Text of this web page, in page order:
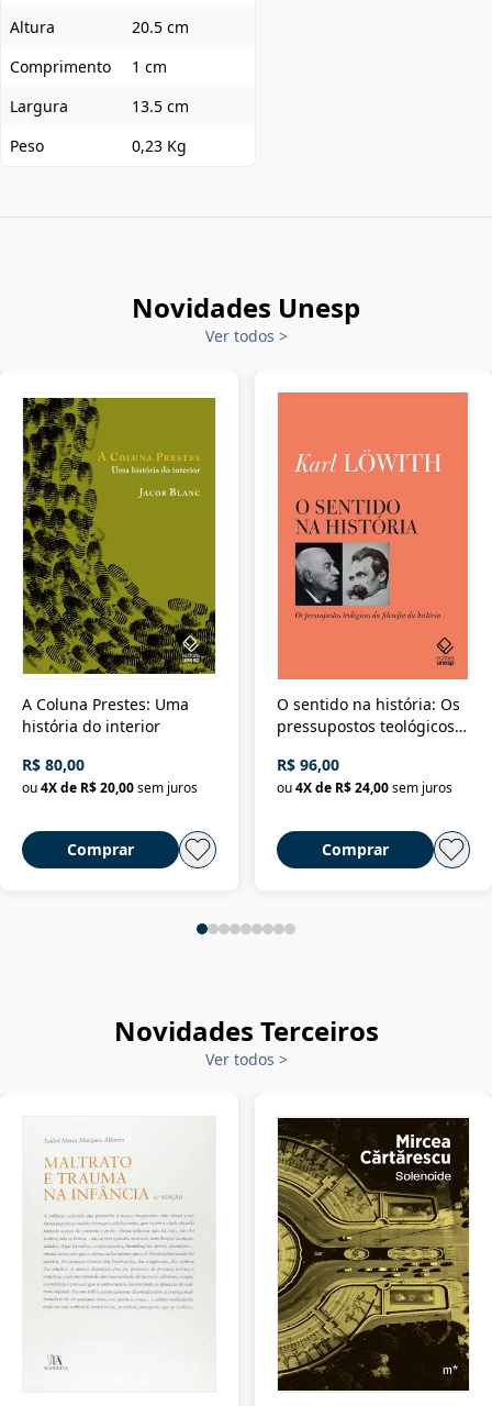
Altura
20.5 cm
Comprimento
1 cm
Largura
13.5 cm
Peso
0,23 Kg
Novidades Unesp
Ver todos >
A Coluna Prestes: Uma
história do interior
R$ 80,00
ou4X de R$ 20,00sem juros
Comprar
O sentido na história: Os
pressupostos teológicos
R$ 96,00
ou 4X de R$ 24,00 sem juros
Comprar
Novidades Terceiros
Ver todos >